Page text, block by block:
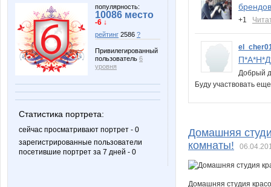
популярность:
10086 место
-6 ↓
рейтинг 2586 ?
Привилегированный
пользователь 6
уровня
Статистика портрета:
сейчас просматривают портрет - 0
зарегистрированные пользователи
посетившие портрет за 7 дней - 0
+1
Добрый
Буду участвовать
Домашняя
комнаты!
Домашняя студия